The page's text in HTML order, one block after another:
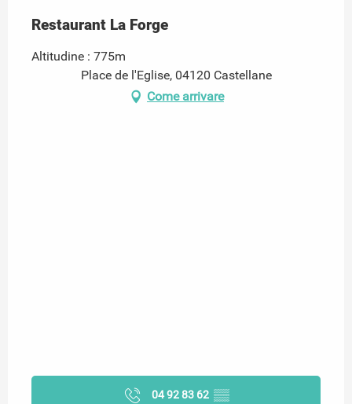
Restaurant La Forge
Altitudine : 775m
Place de l'Eglise, 04120 Castellane
Come arrivare
04 92 83 62 ▒▒